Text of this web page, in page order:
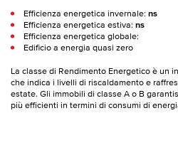
Efficienza energetica invernale: ns
Efficienza energetica estiva: ns
Efficienza energetica globale:
Edificio a energia quasi zero
La classe di Rendimento Energetico è un
che indica i livelli di riscaldamento e
estate. Gli immobili di classe A o B
più efficienti in termini di consumi di